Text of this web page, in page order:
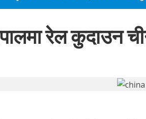
रेल कुदाउन